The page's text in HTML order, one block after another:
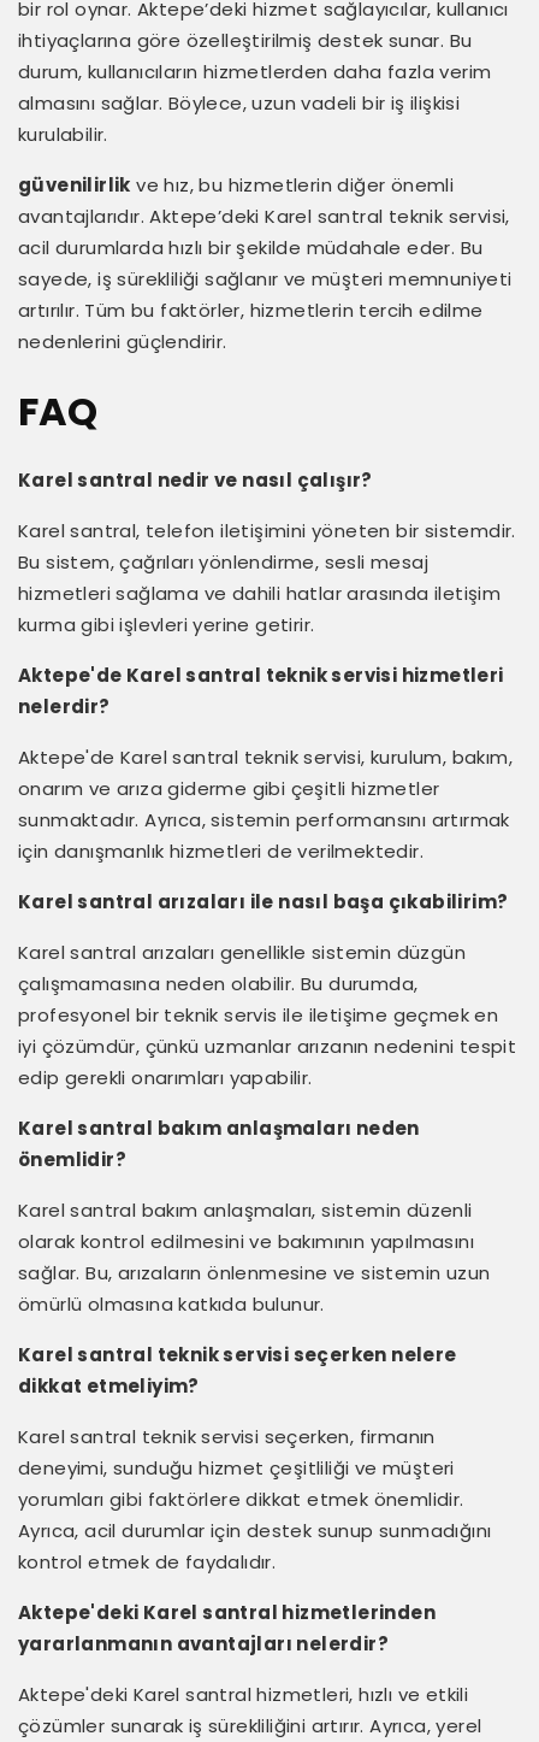
bir rol oynar. Aktepe’deki hizmet sağlayıcılar, kullanıcı
ihtiyaçlarına göre özelleştirilmiş destek sunar. Bu
durum, kullanıcıların hizmetlerden daha fazla verim
almasını sağlar. Böylece, uzun vadeli bir iş ilişkisi
kurulabilir.
güvenilirlik ve hız, bu hizmetlerin diğer önemli
avantajlarıdır. Aktepe’deki Karel santral teknik servisi,
acil durumlarda hızlı bir şekilde müdahale eder. Bu
sayede, iş sürekliliği sağlanır ve müşteri memnuniyeti
artırılır. Tüm bu faktörler, hizmetlerin tercih edilme
nedenlerini güçlendirir.
FAQ
Karel santral nedir ve nasıl çalışır?
Karel santral, telefon iletişimini yöneten bir sistemdir.
Bu sistem, çağrıları yönlendirme, sesli mesaj
hizmetleri sağlama ve dahili hatlar arasında iletişim
kurma gibi işlevleri yerine getirir.
Aktepe'de Karel santral teknik servisi hizmetleri
nelerdir?
Aktepe'de Karel santral teknik servisi, kurulum, bakım,
onarım ve arıza giderme gibi çeşitli hizmetler
sunmaktadır. Ayrıca, sistemin performansını artırmak
için danışmanlık hizmetleri de verilmektedir.
Karel santral arızaları ile nasıl başa çıkabilirim?
Karel santral arızaları genellikle sistemin düzgün
çalışmamasına neden olabilir. Bu durumda,
profesyonel bir teknik servis ile iletişime geçmek en
iyi çözümdür, çünkü uzmanlar arızanın nedenini tespit
edip gerekli onarımları yapabilir.
Karel santral bakım anlaşmaları neden
önemlidir?
Karel santral bakım anlaşmaları, sistemin düzenli
olarak kontrol edilmesini ve bakımının yapılmasını
sağlar. Bu, arızaların önlenmesine ve sistemin uzun
ömürlü olmasına katkıda bulunur.
Karel santral teknik servisi seçerken nelere
dikkat etmeliyim?
Karel santral teknik servisi seçerken, firmanın
deneyimi, sunduğu hizmet çeşitliliği ve müşteri
yorumları gibi faktörlere dikkat etmek önemlidir.
Ayrıca, acil durumlar için destek sunup sunmadığını
kontrol etmek de faydalıdır.
Aktepe'deki Karel santral hizmetlerinden
yararlanmanın avantajları nelerdir?
Aktepe'deki Karel santral hizmetleri, hızlı ve etkili
çözümler sunarak iş sürekliliğini artırır. Ayrıca, yerel